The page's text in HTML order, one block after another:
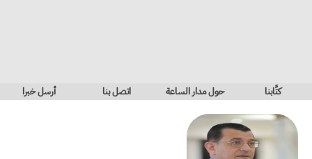
كتَّابنا حول مدار الساعة اتصل بنا أرسل خبرا